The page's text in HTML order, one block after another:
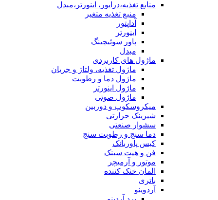
منابع تغذیه،درایور، اینورتر،مبدل
منبع تغذیه متغیر
آداپتور
اینورتر
پاور سوئیچینگ
مبدل
ماژول های کاربردی
ماژول تغذیه، ولتاژ و جریان
ماژول دما و رطوبت
ماژول اینورتر
ماژول صوتی
میکروسکوپ و دوربین
شیرینک حرارتی
سشوار صنعتی
دما سنج و رطوبت سنج
کیس پاوربانک
فن و هیت سینک
موتور و آرمیچر
المان خنک کننده
باتری
آردوینو